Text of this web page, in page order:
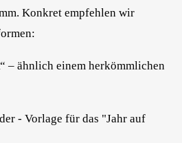
Konkret empfehlen wir
“ – ähnlich einem herkömmlichen